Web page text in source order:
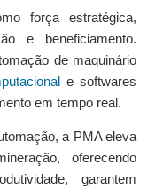
força estratégica,
e beneficiamento.
de maquinário
e softwares
em tempo real.
a PMA eleva
oferecendo
garantem